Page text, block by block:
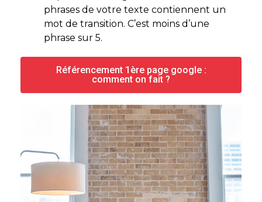
phrases de votre texte contiennent un
mot de transition. C’est moins d’une
phrase sur 5.
Référencement 1ère page google :
comment on fait ?